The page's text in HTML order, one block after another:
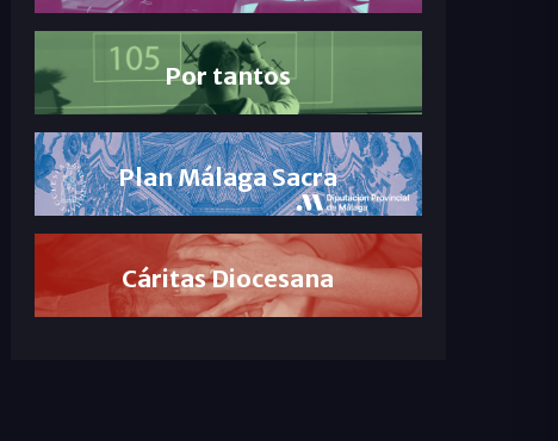
Por tantos
Plan Málaga Sacra
Cáritas Diocesana